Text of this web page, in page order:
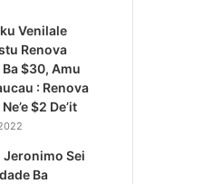
Venilale
Renova
$30, Amu
: Renova
$2 De’it
Jeronimo Sei
Ba